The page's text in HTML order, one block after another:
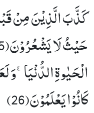
كَذَّبَ الَّذِیْنَ مِنْ
الْحَیٰوةِ الدُّنْیَاۚ-وَ
كَانُوْا یَعْلَمُوْنَ(26)